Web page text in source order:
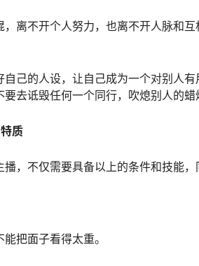
，离不开个人努力，也离不开人脉和
自己的人设，让自己成为一个对别人
去诋毁任何一个同行，吹熄别人的蜡
质
，不仅需要具备以上的条件和技能，
把面子看得太重。